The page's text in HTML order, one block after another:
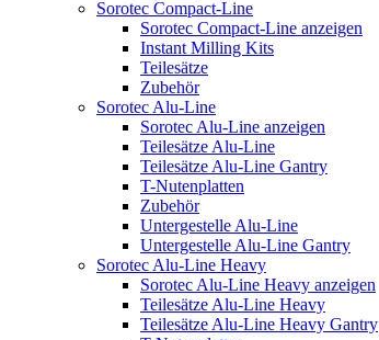
Sorotec Compact-Line
Sorotec Compact-Line anzeigen
Instant Milling Kits
Teilesätze
Zubehör
Sorotec Alu-Line
Sorotec Alu-Line anzeigen
Teilesätze Alu-Line
Teilesätze Alu-Line Gantry
T-Nutenplatten
Zubehör
Untergestelle Alu-Line
Untergestelle Alu-Line Gantry
Sorotec Alu-Line Heavy
Sorotec Alu-Line Heavy anzeigen
Teilesätze Alu-Line Heavy
Teilesätze Alu-Line Heavy Gantry